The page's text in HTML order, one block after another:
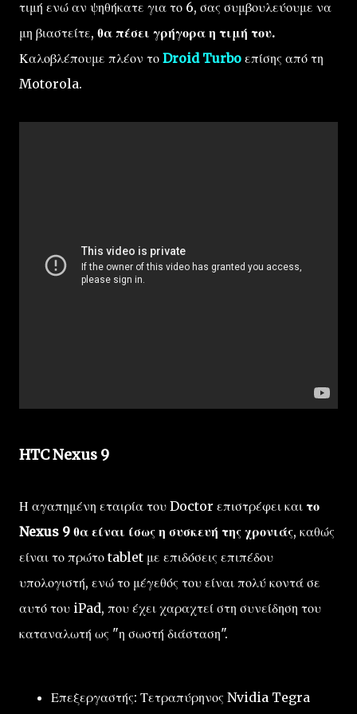
τιμή ενώ αν ψηθήκατε για το 6, σας συμβουλεύουμε να
μη βιαστείτε, θα πέσει γρήγορα η τιμή του.
Καλοβλέπουμε πλέον το Droid Turbo επίσης από τη
Motorola.
HTC Nexus 9
Η αγαπημένη εταιρία του Doctor επιστρέφει και το
Nexus 9 θα είναι ίσως η συσκευή της χρονιάς, καθώς
είναι το πρώτο tablet με επιδόσεις επιπέδου
υπολογιστή, ενώ το μέγεθός του είναι πολύ κοντά σε
αυτό του iPad, που έχει χαραχτεί στη συνείδηση του
καταναλωτή ως "η σωστή διάσταση".
Επεξεργαστής: Τετραπύρηνος Nvidia Tegra